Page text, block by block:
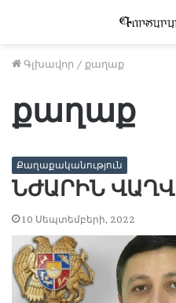
Գլխավոր / քաղաք
քաղաք
Քաղաքականություն
ՆԺԱՐԻՆ
10 Սեպտեմբերի, 2022